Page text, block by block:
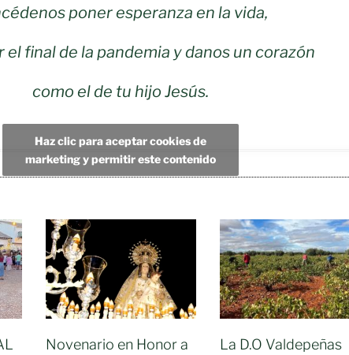
poner esperanza en la vida,
final de la pandemia y danos un corazón
como el de tu hijo Jesús.
Haz clic para aceptar cookies de
marketing y permitir este contenido
Novenario en Honor a
La D.O Valdepeñas